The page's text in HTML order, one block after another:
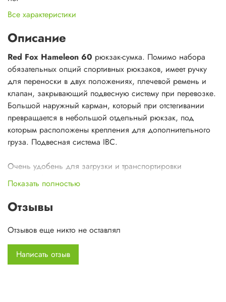
Все характеристики
Описание
Red Fox Hameleon 60 рюкзак-сумка. Помимо набора
обязательных опций спортивных рюкзаков, имеет ручку
для переноски в двух положениях, плечевой ремень и
клапан, закрывающий подвесную систему при перевозке.
Большой наружный карман, который при отстегивании
превращается в небольшой отдельный рюкзак, под
которым расположены крепления для дополнительного
груза. Подвесная система IBC.
Очень удобень для загрузки и транспортировки
крупногабаритных грузов.
Цвет: черный
зеленый
Показать полностью
Отзывы
Отзывов еще никто не оставлял
Написать отзыв